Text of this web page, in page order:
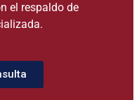
el respaldo de